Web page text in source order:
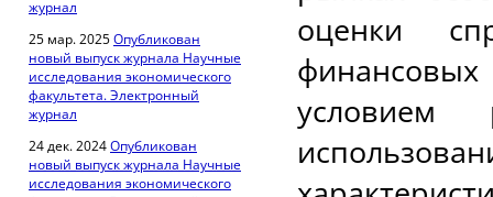
журнал
25 мар. 2025Опубликован
новый выпуск журнала Научные
исследования экономического
факультета. Электронный
журнал
24 дек. 2024Опубликован
новый выпуск журнала Научные
исследования экономического
оценки
условием